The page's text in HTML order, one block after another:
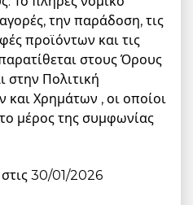
την παράδοση, τις
προϊόντων και τις
στους Όρους
στην Πολιτική
και Χρημάτων , οι οποίοι
μέρος της συμφωνίας
στις 30/01/2026